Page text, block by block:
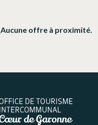
Aucune offre à proximité.